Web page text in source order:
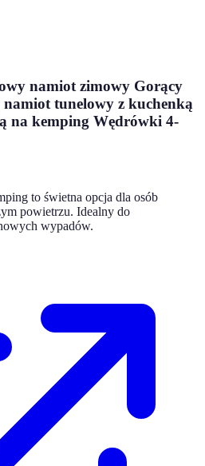
namiot zimowy Gorący
tunelowy z kuchenką
na kemping Wędrówki 4-
to świetna opcja dla osób
powietrzu. Idealny do
wypadów.